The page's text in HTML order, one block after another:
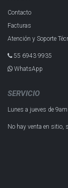
Contacto
Facturas
Atención y Soporte
55 6943 993​5
WhatsApp
SERVICIO
Lunes a jueves de
No hay venta en sitio,